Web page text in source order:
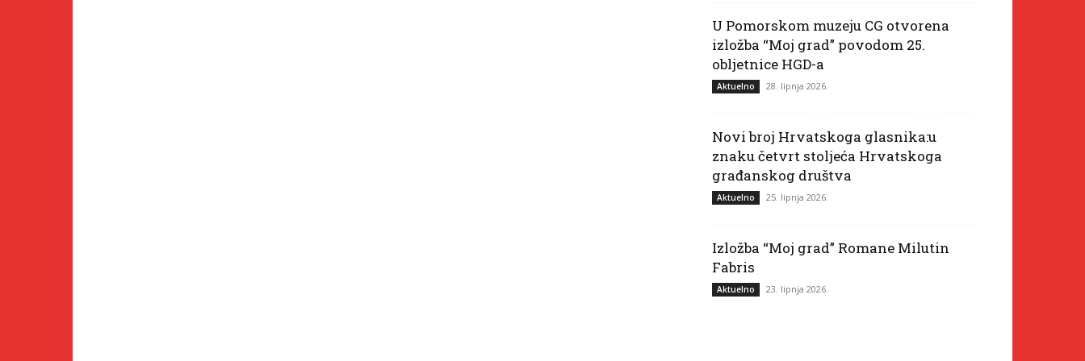
U Pomorskom muzeju CG otvorena
izložba “Moj grad” povodom 25.
obljetnice HGD-a
Aktuelno 28. lipnja 2026.
Novi broj Hrvatskoga glasnika:u
znaku četvrt stoljeća Hrvatskoga
građanskog društva
Aktuelno 25. lipnja 2026.
Izložba “Moj grad” Romane Milutin
Fabris
Aktuelno 23. lipnja 2026.